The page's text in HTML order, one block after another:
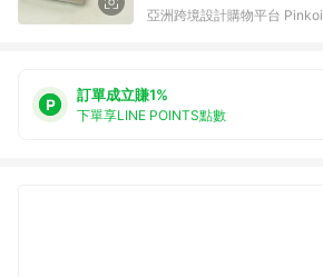
亞洲跨境設計購物平台 Pinkoi
訂單成立賺1%
下單享LINE POINTS點數